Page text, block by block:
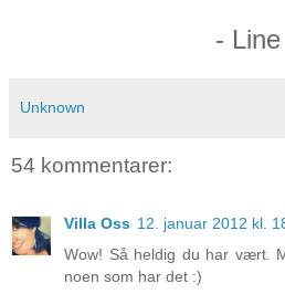
- Line
Unknown
54 kommentarer:
Villa Oss 12. januar 2012 kl.
Wow! Så heldig du har vært.
noen som har det :)